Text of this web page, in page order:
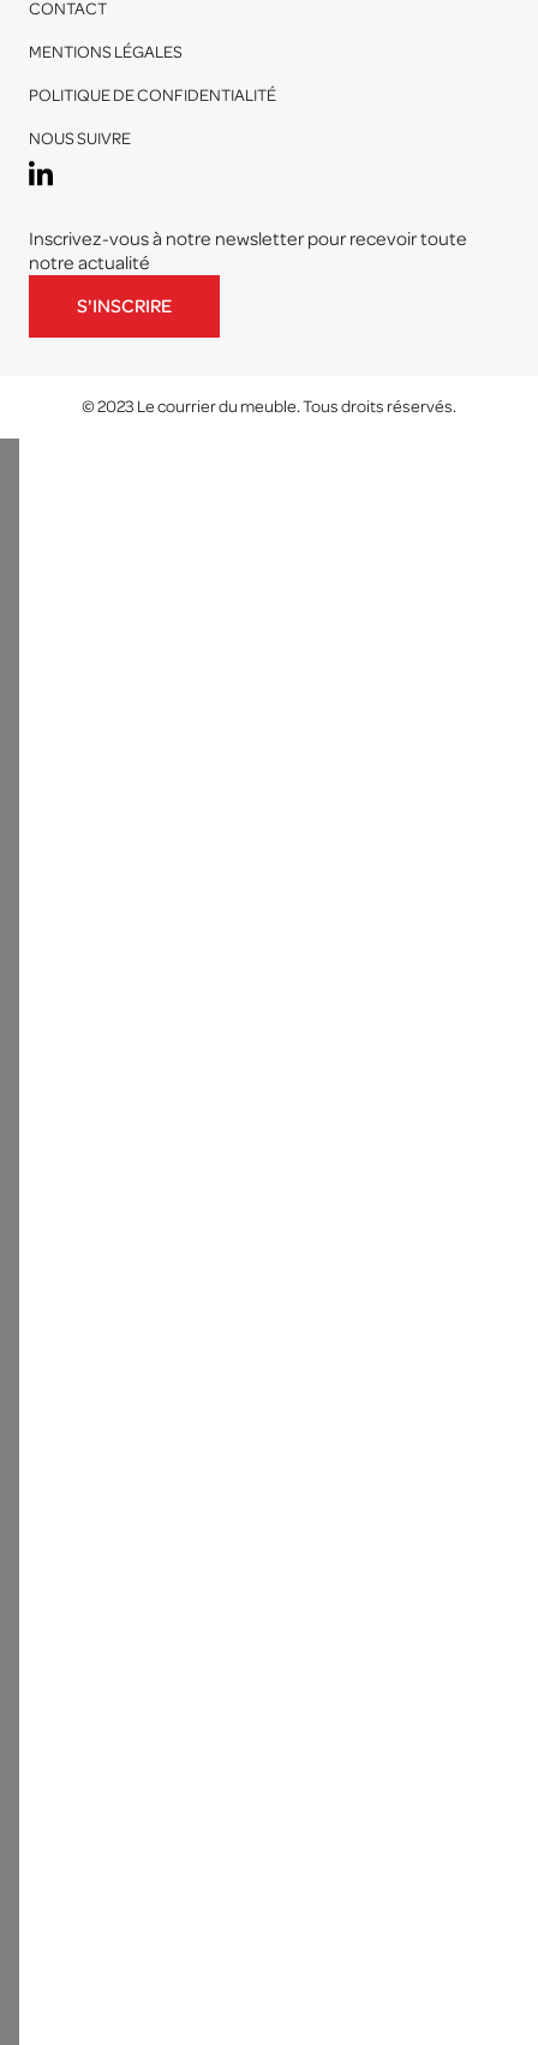
CONTACT
MENTIONS LÉGALES
POLITIQUE DE CONFIDENTIALITÉ
NOUS SUIVRE
Inscrivez-vous à notre newsletter pour recevoir toute
notre actualité
S'INSCRIRE
© 2023 Le courrier du meuble. Tous droits réservés.